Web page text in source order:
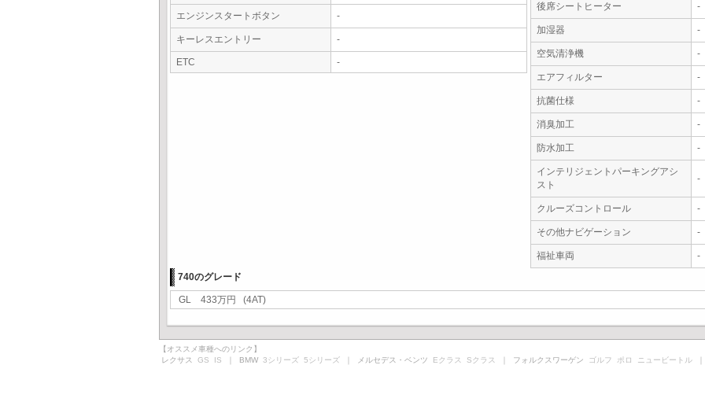
エンジンスタートボタン -
キーレスエントリー -
ETC -
後席シートヒーター -
加湿器 -
空気清浄機 -
エアフィルター -
抗菌仕様 -
消臭加工 -
防水加工 -
インテリジェントパーキングアシ
スト
-
クルーズコントロール -
その他ナビゲーション -
福祉車両
-
740のグレード
GL 433万円 (4AT)
【オススメ車種へのリンク】
レクサス GS IS ｜ BMW 3シリーズ 5シリーズ ｜ メルセデス・ベンツ Eクラス Sクラス ｜ フォルクスワーゲン ゴルフ ポロ ニュービートル